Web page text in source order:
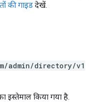
की गाइड देखें.
admin/directory/v1
इस्तेमाल किया गया है.